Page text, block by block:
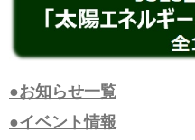
●お知らせ一覧
●イベント情報